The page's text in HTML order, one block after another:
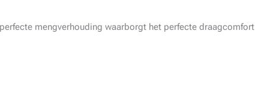
mengverhouding waarborgt het perfecte draagcomfort